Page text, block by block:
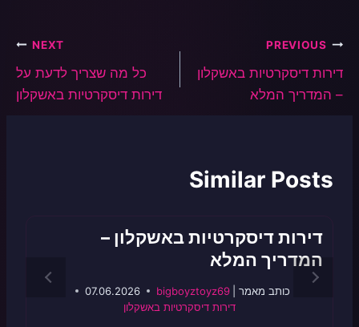
ניווט
PREVIOUS
דירות דיסקרטיות באשקלון
– המדריך המלא
NEXT
כל מה שצריך לדעת על
דירות דיסקרטיות באשקלון
Similar Posts
דירות דיסקרטיות באשקלון –
המדריך המלא
‏כותב ‏מאמר | bigboyztoyz69
07.06.2026
דירות דיסקרטיות באשקלון